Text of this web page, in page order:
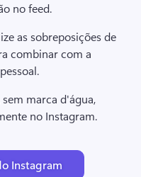
no feed.
as sobreposições de
combinar com a
marca d'água,
no Instagram.
Instagram